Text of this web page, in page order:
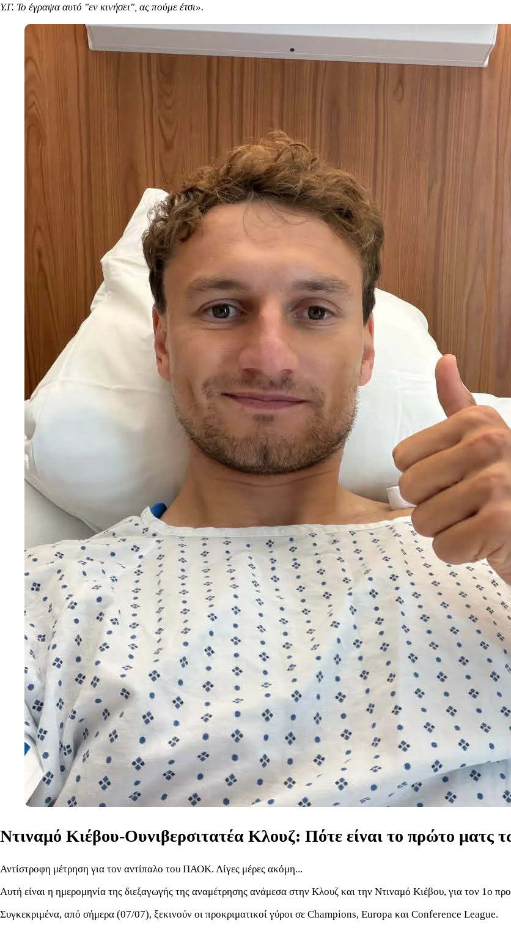
Υ.Γ. Το έγραψα αυτό "εν κινήσει", ας πούμε έτσι».
Ντιναμό Κιέβου-Ουνιβερσιτατέα Κλουζ: Πότε είναι το πρώτο
Αντίστροφη μέτρηση για τον αντίπαλο του ΠΑΟΚ. Λίγες μέρες ακόμη...
Αυτή είναι η ημερομηνία της διεξαγωγής της αναμέτρησης ανάμεσα στην Κλουζ και την Ντιναμό Κιέβου, για τον 1ο
Συγκεκριμένα, από σήμερα (07/07), ξεκινούν οι προκριματικοί γύροι σε Champions, Europa και Conference League.